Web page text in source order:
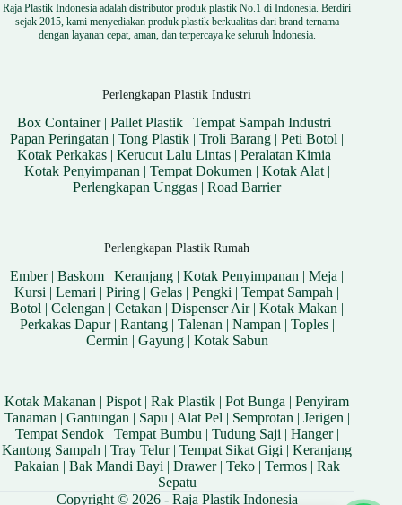
Raja Plastik Indonesia adalah distributor produk plastik No.1 di Indonesia. Berdiri
sejak 2015, kami menyediakan produk plastik berkualitas dari brand ternama
dengan layanan cepat, aman, dan terpercaya ke seluruh Indonesia.
Perlengkapan Plastik Industri
Box Container| Pallet Plastik| Tempat Sampah Industri |
Papan Peringatan |Tong Plastik |Troli Barang |Peti Botol |
Kotak Perkakas| Kerucut Lalu Lintas| Peralatan Kimia |
Kotak Penyimpanan | Tempat Dokumen | Kotak Alat|
Perlengkapan Unggas |Road Barrier
Perlengkapan Plastik Rumah
Ember|Baskom |Keranjang |Kotak Penyimpanan |Meja |
Kursi |Lemari |Piring |Gelas |Pengki |Tempat Sampah |
Botol |Celengan |Cetakan |Dispenser Air|Kotak Makan |
Perkakas Dapur| Rantang| Talenan | Nampan | Toples|
Cermin | Gayung| Kotak Sabun
Kotak Makanan |Pispot |Rak Plastik |Pot Bunga |Penyiram
Tanaman | Gantungan | Sapu | Alat Pel | Semprotan | Jerigen |
Tempat Sendok| Tempat Bumbu | Tudung Saji | Hanger|
Kantong Sampah |Tray Telur|Tempat Sikat Gigi |Keranjang
Pakaian | Bak Mandi Bayi | Drawer| Teko| Termos| Rak
Sepatu
Copyright © 2026 - Raja Plastik Indonesia